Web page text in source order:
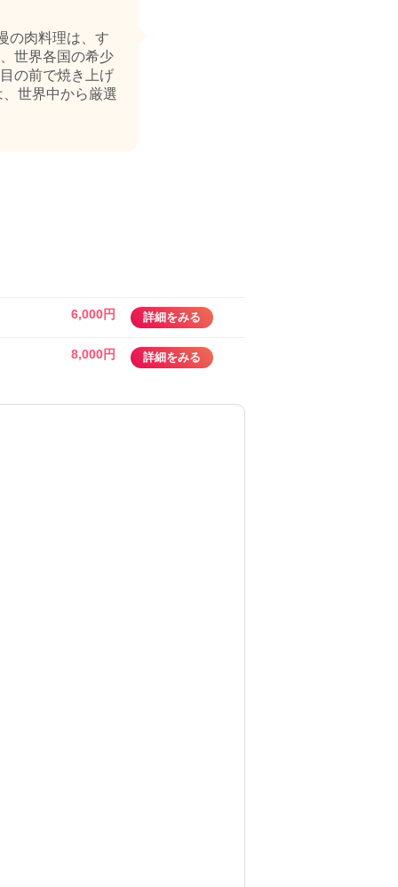
の肉料理は、す
世界各国の希少
の前で焼き上げ
世界中から厳選
6,000円 詳細をみる
8,000円 詳細をみる